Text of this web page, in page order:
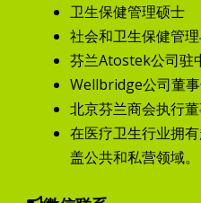
卫生保健管理硕士
社会和卫生保健管
芬兰Atostek公司驻
Wellbridge公司董
北京芬兰商会执行
在医疗卫生行业拥
盖公共和私营领域。